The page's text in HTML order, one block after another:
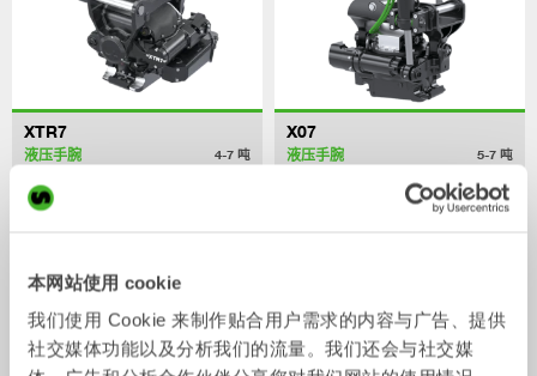
本网站使用 cookie
我们使用 Cookie 来制作贴合用户需求的内容与广告、提供
社交媒体功能以及分析我们的流量。我们还会与社交媒
XTR7
液压手腕 4-7 吨
X07
液压手腕 5-7 吨